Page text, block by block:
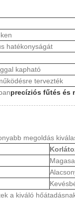
hatékonyságát
kapható
tervezték
precíziós fűtés és
megoldás
a kiváló